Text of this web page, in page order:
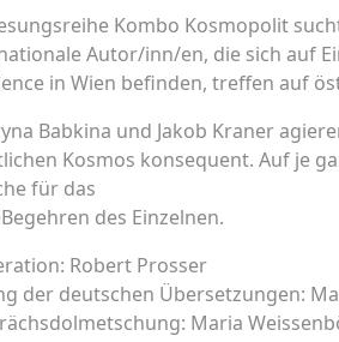
Kombo Kosmopolit
Autor/inn/en, die sich auf
in Wien befinden, treffen auf
Babkina und Jakob Kraner
Kosmos konsequent. Auf je
für das
des Einzelnen.
Robert Prosser
der deutschen Übersetzungen:
Maria